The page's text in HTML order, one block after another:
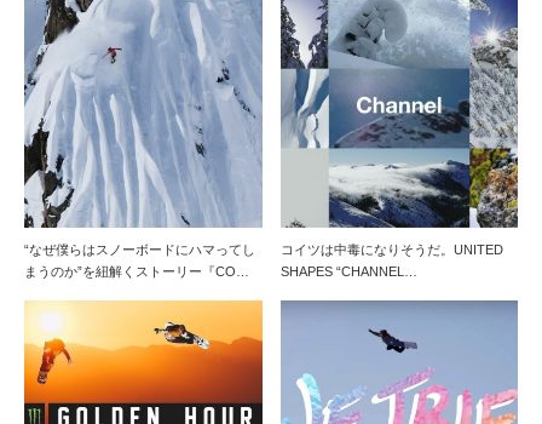
“なぜ僕らはスノーボードにハマってし
まうのか”を紐解くストーリー『CO…
コイツは中毒になりそうだ。UNITED
SHAPES “CHANNEL…